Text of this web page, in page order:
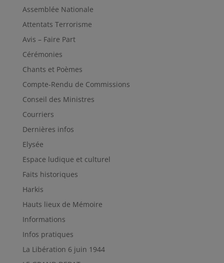
Assemblée Nationale
Attentats Terrorisme
Avis – Faire Part
Cérémonies
Chants et Poèmes
Compte-Rendu de Commissions
Conseil des Ministres
Courriers
Dernières infos
Elysée
Espace ludique et culturel
Faits historiques
Harkis
Hauts lieux de Mémoire
Informations
Infos pratiques
La Libération 6 juin 1944